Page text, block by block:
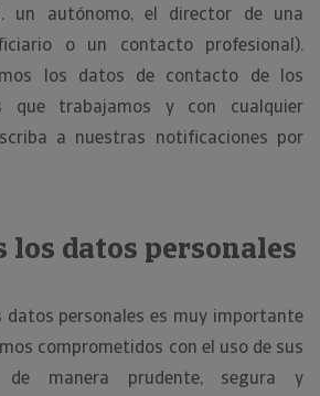
un autónomo, el director de una
o un contacto profesional).
los datos de contacto de los
que trabajamos y con cualquier
a nuestras notificaciones por
los datos personales
personales es muy importante
comprometidos con el uso de sus
de manera prudente, segura y